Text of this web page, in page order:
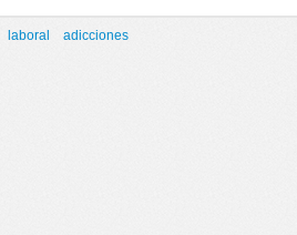
laboral adicciones